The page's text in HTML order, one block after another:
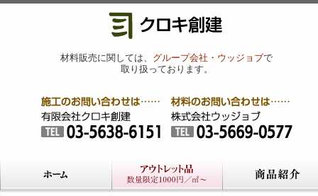
材料販売に関しては、 グループ会社・ウッジョブで
取り扱っております。